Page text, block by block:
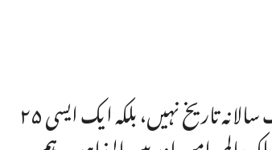
۲۵ دسمبر کا دن پاکستانی کیلنڈر میں ایک انمول مقام رکھتا ہے۔ یہ محض ایک سالانہ تاریخ نہیں، بلکہ ایک ایسی